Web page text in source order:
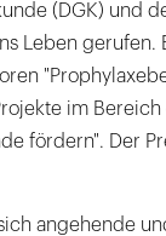
(DGK) und
Leben gerufen.
im
fördern". Der
angehende